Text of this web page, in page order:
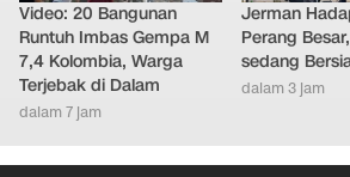
Video: 20 Bangunan
Runtuh Imbas Gempa M
7,4 Kolombia, Warga
Terjebak di Dalam
dalam 7 jam
Jerman
Perang
sedang
dalam 3 jam